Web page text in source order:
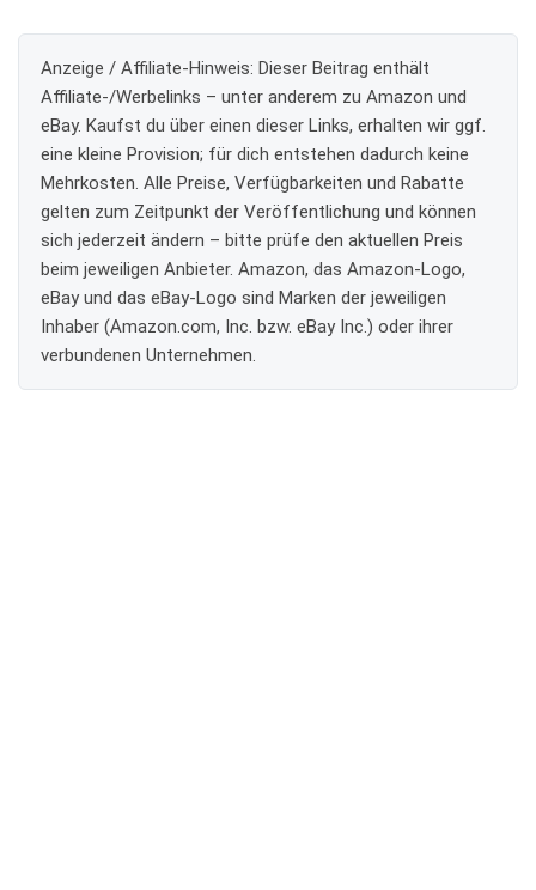
Anzeige / Affiliate-Hinweis: Dieser Beitrag enthält
Affiliate-/Werbelinks – unter anderem zu Amazon und
eBay. Kaufst du über einen dieser Links, erhalten wir ggf.
eine kleine Provision; für dich entstehen dadurch keine
Mehrkosten. Alle Preise, Verfügbarkeiten und Rabatte
gelten zum Zeitpunkt der Veröffentlichung und können
sich jederzeit ändern – bitte prüfe den aktuellen Preis
beim jeweiligen Anbieter. Amazon, das Amazon-Logo,
eBay und das eBay-Logo sind Marken der jeweiligen
Inhaber (Amazon.com, Inc. bzw. eBay Inc.) oder ihrer
verbundenen Unternehmen.